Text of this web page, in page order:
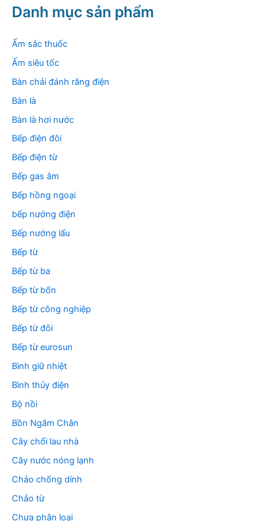
k
i
m
Danh mục sản phẩm
Ấm sắc thuốc
Ấm siêu tốc
Bàn chải đánh răng điện
Bàn là
Bàn là hơi nước
Bếp điện đôi
Bếp điện từ
Bếp gas âm
Bếp hồng ngoại
bếp nướng điện
Bếp nướng lẩu
Bếp từ
Bếp từ ba
Bếp từ bốn
Bếp từ công nghiệp
Bếp từ đôi
Bếp từ eurosun
Bình giữ nhiệt
Bình thủy điện
Bộ nồi
Bồn Ngâm Chân
Cây chổi lau nhà
Cây nước nóng lạnh
Chảo chống dính
Chảo từ
Chưa phân loại